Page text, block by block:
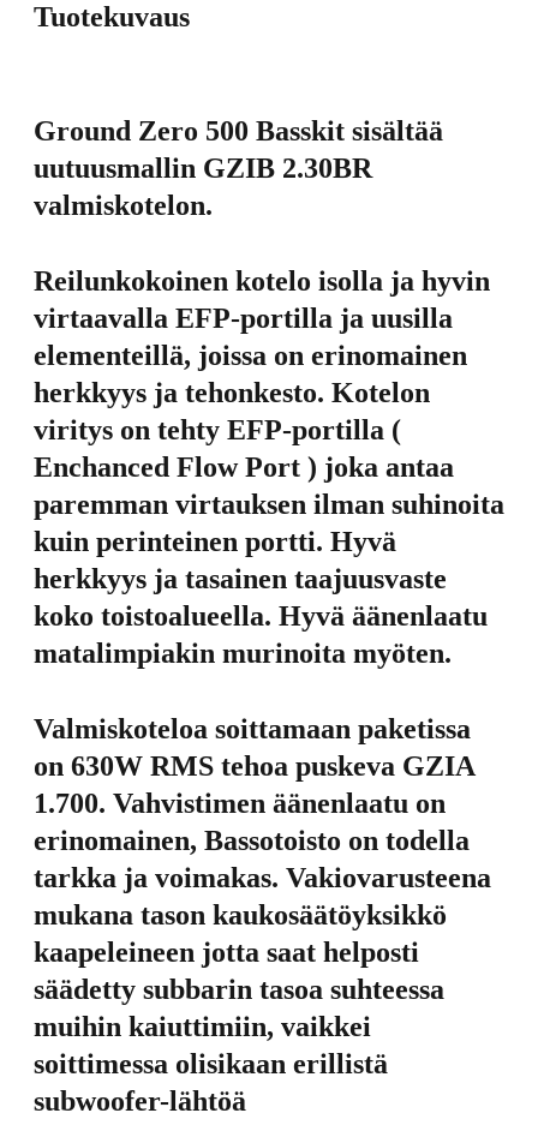
Tuotekuvaus
Ground Zero 500 Basskit sisältää
uutuusmallin GZIB 2.30BR
valmiskotelon.
Reilunkokoinen kotelo isolla ja hyvin
virtaavalla EFP-portilla ja uusilla
elementeillä, joissa on erinomainen
herkkyys ja tehonkesto. Kotelon
viritys on tehty EFP-portilla (
Enchanced Flow Port ) joka antaa
paremman virtauksen ilman suhinoita
kuin perinteinen portti. Hyvä
herkkyys ja tasainen taajuusvaste
koko toistoalueella. Hyvä äänenlaatu
matalimpiakin murinoita myöten.
Valmiskoteloa soittamaan paketissa
on 630W RMS tehoa puskeva GZIA
1.700. Vahvistimen äänenlaatu on
erinomainen, Bassotoisto on todella
tarkka ja voimakas. Vakiovarusteena
mukana tason kaukosäätöyksikkö
kaapeleineen jotta saat helposti
säädetty subbarin tasoa suhteessa
muihin kaiuttimiin, vaikkei
soittimessa olisikaan erillistä
subwoofer-lähtöä